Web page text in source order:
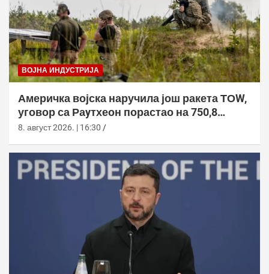
ВОЈНА ИНДУСТРИЈА
Америчка војска наручила још ракета ТОW,
уговор са Раyтхеон порастао на 750,8
милиона долара
8. август 2026. | 16:30